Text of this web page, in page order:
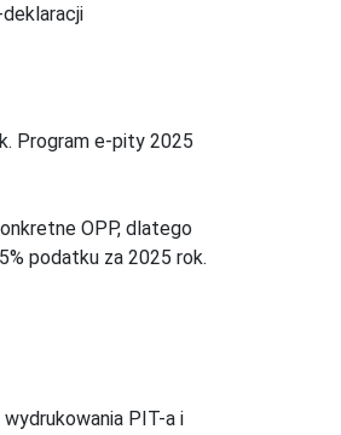
Program e-pity 2025
OPP, dlatego
podatku za 2025 rok.
PIT-a i